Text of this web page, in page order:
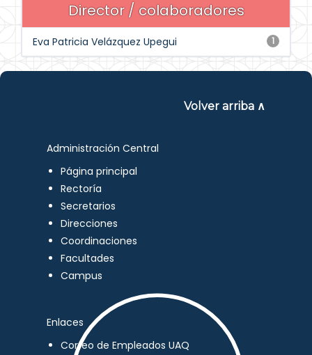
Director / colaboradores
1
Eva Patricia Velázquez Upegui
Volver arriba ∧
Administración Central
Página principal
Rectoría
Secretarios
Direcciones
Coordinaciones
Facultades
Campus
Enlaces
Correo de Empleados UAQ